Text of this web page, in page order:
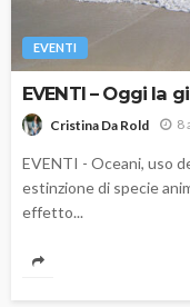
EVENTI
EVENTI – Oggi la
Cristina Da Rold 8
EVENTI - Oceani, uso
estinzione di specie
effetto...